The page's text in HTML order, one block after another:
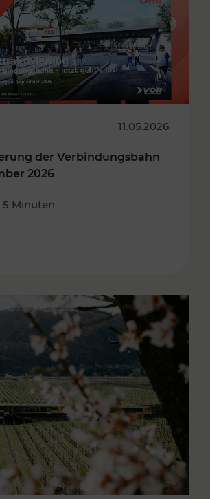
11.05.2026
der Verbindungsbahn
2026
5 Minuten